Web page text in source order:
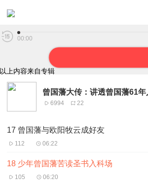
18 少年曾国藩苦读圣书入科场
00:00
以上内容来自专辑
曾国藩大传：讲透曾国藩61
6994 22
17 曾国藩与欧阳牧云成好友
112 06:22
18 少年曾国藩苦读圣书入科场
105 06:20